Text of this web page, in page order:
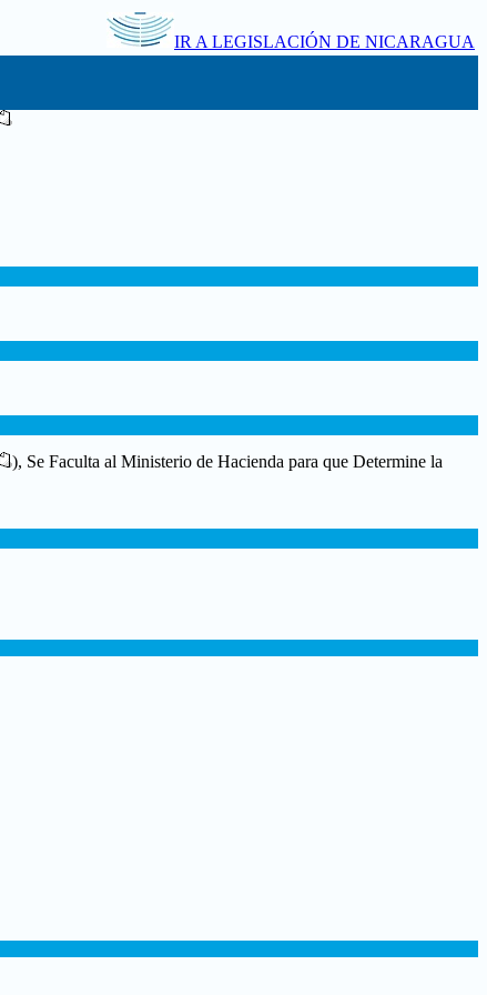
IR A LEGISLACIÓN DE NICARAGUA
), Se Faculta al Ministerio de Hacienda para que Determine la